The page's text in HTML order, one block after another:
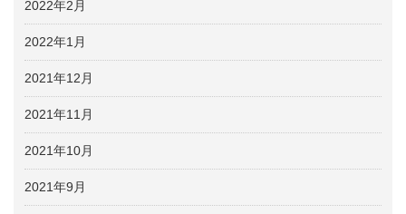
2022年2月
2022年1月
2021年12月
2021年11月
2021年10月
2021年9月